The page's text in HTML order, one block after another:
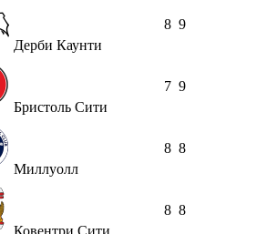
Дерби Каунти
8 9
Бристоль Сити
7 9
Миллуолл
8 8
Ковентри Сити
8 8